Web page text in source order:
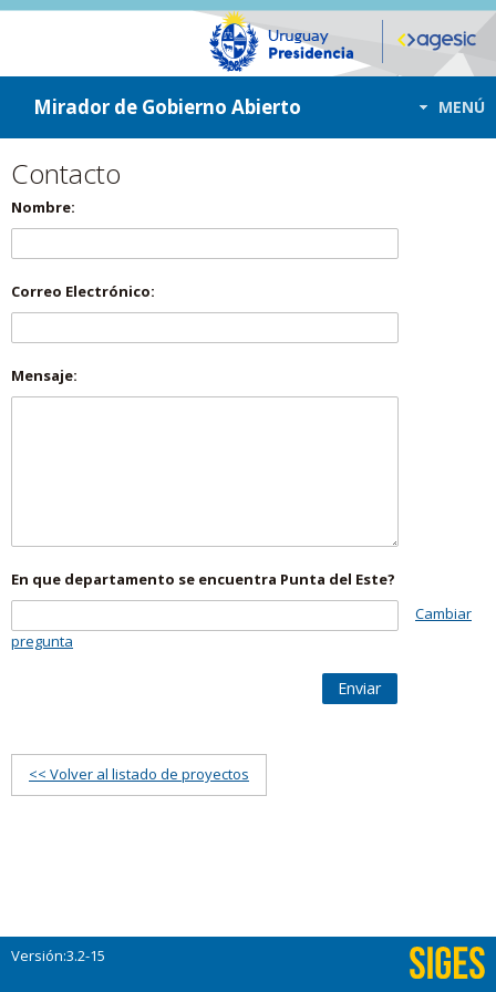
ir a contenido
ir al menú
Mirador de Gobierno Abierto MENÚ
Contacto
Nombre:
Correo Electrónico:
Mensaje:
En que departamento se encuentra Punta del Este?
Cambiar
pregunta
Enviar
<< Volver al listado de proyectos
Versión:3.2-15